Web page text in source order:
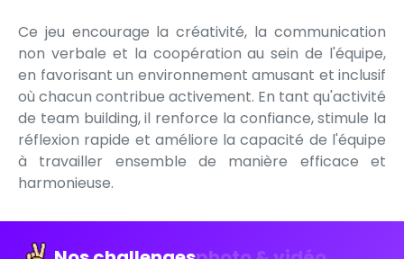
Ce jeu encourage la créativité, la communication
non verbale et la coopération au sein de l'équipe,
en favorisant un environnement amusant et inclusif
où chacun contribue activement. En tant qu'activité
de team building, il renforce la confiance, stimule la
réflexion rapide et améliore la capacité de l'équipe
à travailler ensemble de manière efficace et
harmonieuse.